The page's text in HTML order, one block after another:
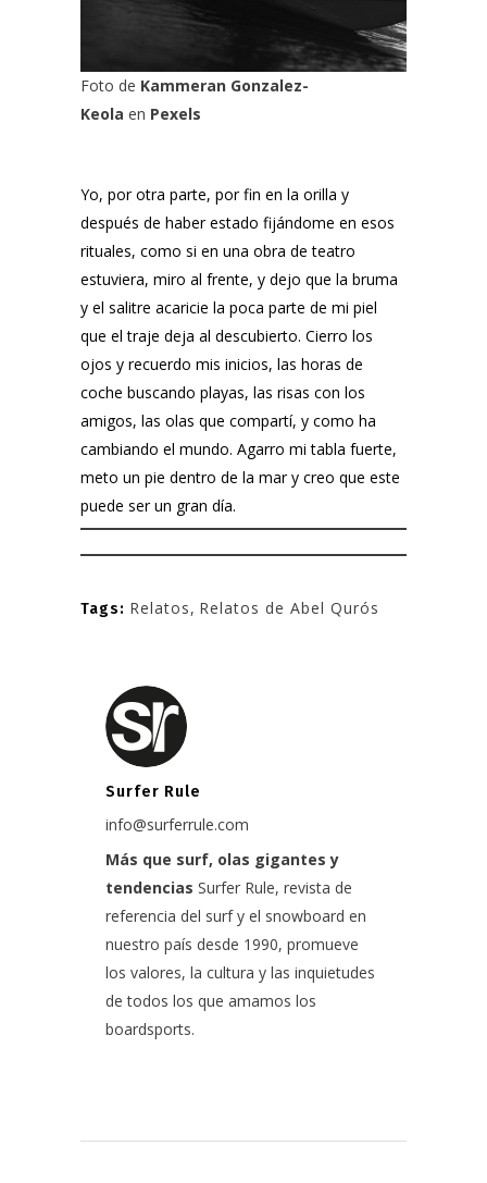
Foto de Kammeran Gonzalez-
Keola en Pexels
Yo, por otra parte, por fin en la orilla y
después de haber estado fijándome en esos
rituales, como si en una obra de teatro
estuviera, miro al frente, y dejo que la bruma
y el salitre acaricie la poca parte de mi piel
que el traje deja al descubierto. Cierro los
ojos y recuerdo mis inicios, las horas de
coche buscando playas, las risas con los
amigos, las olas que compartí, y como ha
cambiando el mundo. Agarro mi tabla fuerte,
meto un pie dentro de la mar y creo que este
puede ser un gran día.
Tags: Relatos, Relatos de Abel Qurós
Surfer Rule
info@surferrule.com
Más que surf, olas gigantes y
tendencias Surfer Rule, revista de
referencia del surf y el snowboard en
nuestro país desde 1990, promueve
los valores, la cultura y las inquietudes
de todos los que amamos los
boardsports.